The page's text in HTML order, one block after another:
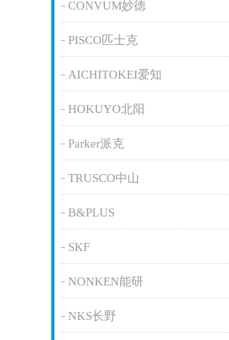
CONVUM妙德
PISCO匹士克
AICHITOKEI爱知
HOKUYO北阳
Parker派克
TRUSCO中山
B&PLUS
SKF
NONKEN能研
NKS长野